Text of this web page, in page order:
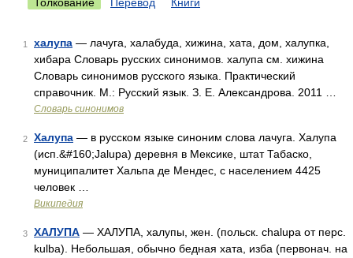
1 халупа — лачуга, халабуда, хижина, хата, дом, халупка,
хибара Словарь русских синонимов. халупа см. хижина
Словарь синонимов русского языка. Практический
справочник. М.: Русский язык. З. Е. Александрова. 2011 …
Словарь синонимов
2 Халупа — в русском языке синоним слова лачуга. Халупа
(исп.&#160;Jalupa) деревня в Мексике, штат Табаско,
муниципалитет Хальпа де Мендес, с населением 4425
человек …
Википедия
3 ХАЛУПА — ХАЛУПА, халупы, жен. (польск. chalupa от перс.
kulba). Небольшая, обычно бедная хата, изба (первонач. на